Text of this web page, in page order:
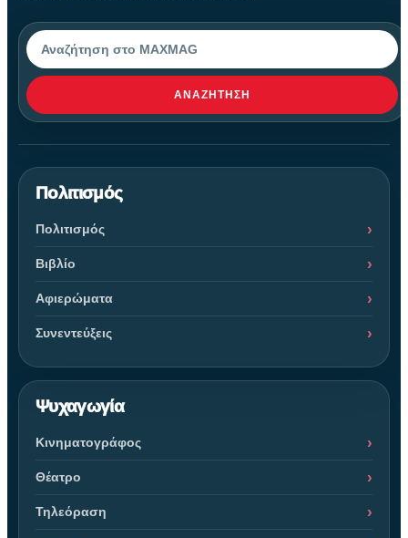
Αναζήτηση
ΑΝΑΖΉΤΗΣΗ
Πολιτισμός
Πολιτισμός
Βιβλίο
Αφιερώματα
Συνεντεύξεις
Ψυχαγωγία
Κινηματογράφος
Θέατρο
Τηλεόραση